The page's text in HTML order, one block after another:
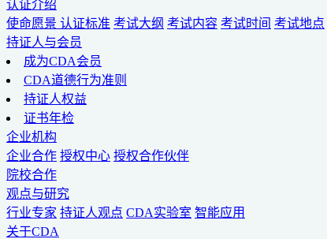
认证介绍
使命愿景 认证标准 考试大纲 考试内容 考试时间 考试地点
持证人与会员
成为CDA会员
CDA道德行为准则
持证人权益
证书年检
企业机构
企业合作 授权中心 授权合作伙伴
院校合作
观点与研究
行业专家 持证人观点 CDA实验室 智能应用
关于CDA